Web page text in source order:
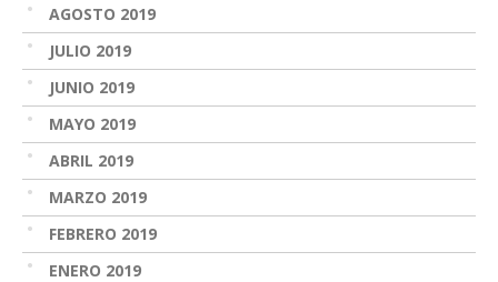
AGOSTO 2019
JULIO 2019
JUNIO 2019
MAYO 2019
ABRIL 2019
MARZO 2019
FEBRERO 2019
ENERO 2019